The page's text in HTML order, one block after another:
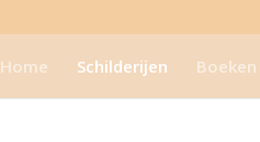
Home Schilderijen Boeken